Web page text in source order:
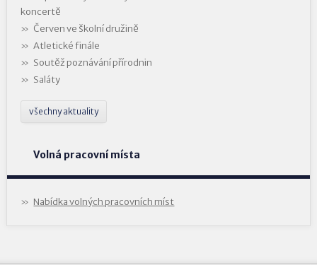
koncertě
Červen ve školní družině
Atletické finále
Soutěž poznávání přírodnin
Saláty
všechny aktuality
Volná pracovní místa
Nabídka volných pracovních míst